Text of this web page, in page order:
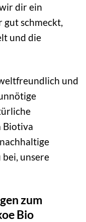
dir ein
gut schmeckt,
und die
und
Biotiva
unsere
zum
Bio